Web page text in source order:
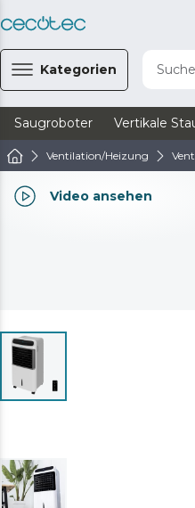
Kategorien
Saugroboter Vertikale
Ventilation/Heizung
Video ansehen